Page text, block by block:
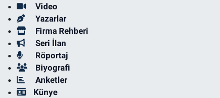
Video
Yazarlar
Firma Rehberi
Seri İlan
Röportaj
Biyografi
Anketler
Künye